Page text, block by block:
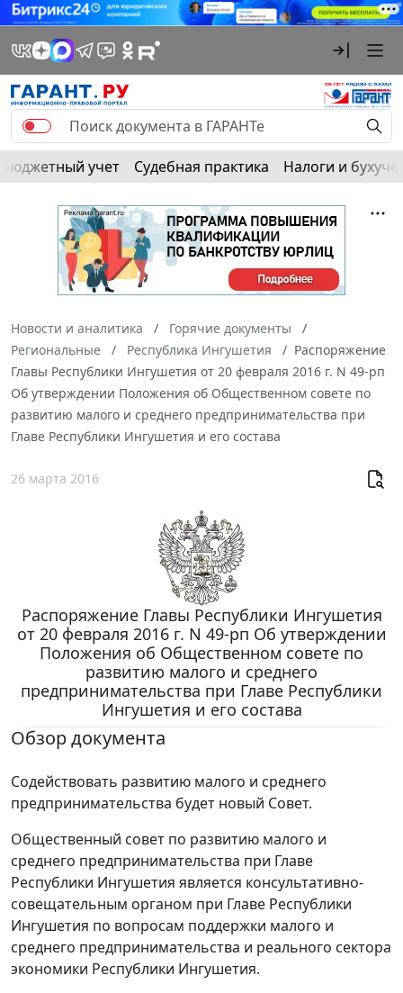
Бюджетный учет Судебная практика Налоги и
Новости и аналитика
Горячие документы
Региональные
Республика Ингушетия
Распоряжение
Главы Республики Ингушетия от 20 февраля 2016 г. N 49-рп
Об утверждении Положения об Общественном совете по
развитию малого и среднего предпринимательства при
Главе Республики Ингушетия и его состава
26 марта 2016
Распоряжение Главы Республики Ингушетия
от 20 февраля 2016 г. N 49-рп Об утверждении
Положения об Общественном совете по
развитию малого и среднего
предпринимательства при Главе Республики
Ингушетия и его состава
Обзор документа
Содействовать развитию малого и среднего
предпринимательства будет новый Совет.
Общественный совет по развитию малого и
среднего предпринимательства при Главе
Республики Ингушетия является консультативно-
совещательным органом при Главе Республики
Ингушетия по вопросам поддержки малого и
среднего предпринимательства и реального сектора
экономики Республики Ингушетия.